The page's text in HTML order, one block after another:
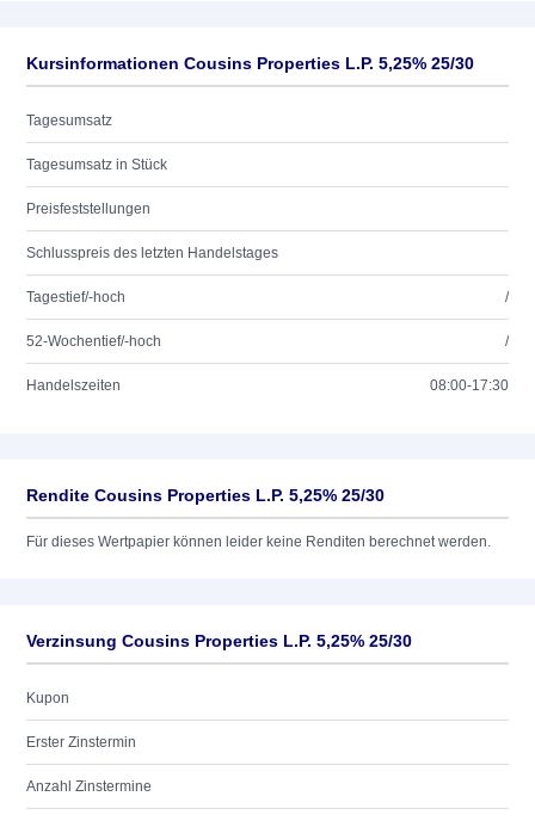
Kursinformationen Cousins Properties L.P. 5,25% 25/30
Tagesumsatz
Tagesumsatz in Stück
Preisfeststellungen
Schlusspreis des letzten Handelstages
Tagestief/-hoch /
52-Wochentief/-hoch /
Handelszeiten 08:00-17:30
Rendite Cousins Properties L.P. 5,25% 25/30
Für dieses Wertpapier können leider keine Renditen berechnet werden.
Verzinsung Cousins Properties L.P. 5,25% 25/30
Kupon
Erster Zinstermin
Anzahl Zinstermine